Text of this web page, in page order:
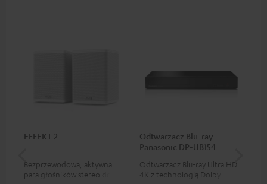
EFFEKT 2
Bezprzewodowa, aktywna
para głośników stereo do
Odtwarzacz Blu-ray
Panasonic DP-UB154
Odtwarzacz Blu-ray Ultra HD
4K z technologią Dolby